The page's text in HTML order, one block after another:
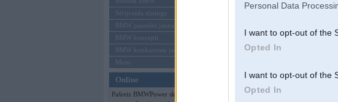
Personal Data
I want to opt-out of the
Opted In
I want to opt-out of the
Opted In
Sērijveida tūnings
BMW pasaules jaunumi
BMW koncepti
BMW konkurentu jaunumi
Moto
Online
Pašreiz BMWPower skatās 118